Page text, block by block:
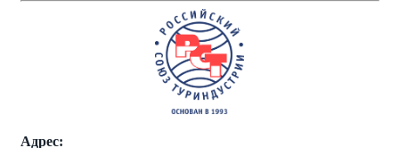
Адрес: